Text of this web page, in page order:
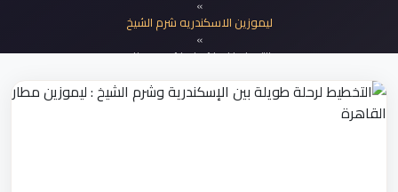
خدمات المطار
نحن
ليموزين الاسكندريه شرم الشيخ
التخطيط لرحلة طويلة عبر سيناء